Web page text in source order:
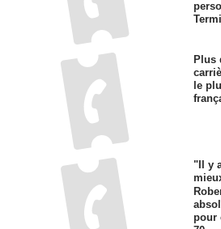
Plus
le
"Il y
pour